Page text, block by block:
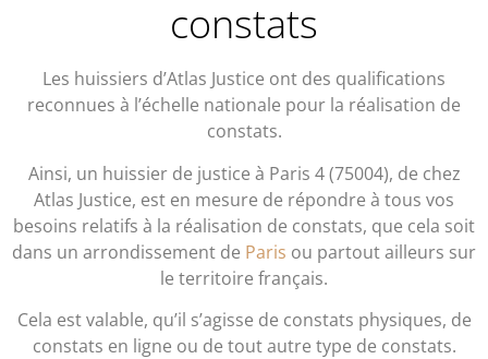
constats
Les huissiers d’Atlas Justice ont des qualifications
reconnues à l’échelle nationale pour la réalisation de
constats.
Ainsi, un huissier de justice à Paris 4 (75004), de chez
Atlas Justice, est en mesure de répondre à tous vos
besoins relatifs à la réalisation de constats, que cela soit
dans un arrondissement de Paris ou partout ailleurs sur
le territoire français.
Cela est valable, qu’il s’agisse de constats physiques, de
constats en ligne ou de tout autre type de constats.